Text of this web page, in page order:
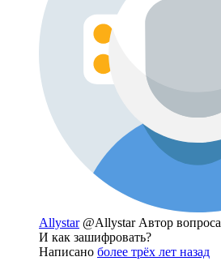
Allystar @Allystar Автор вопроса
И как зашифровать?
Написано более трёх лет назад